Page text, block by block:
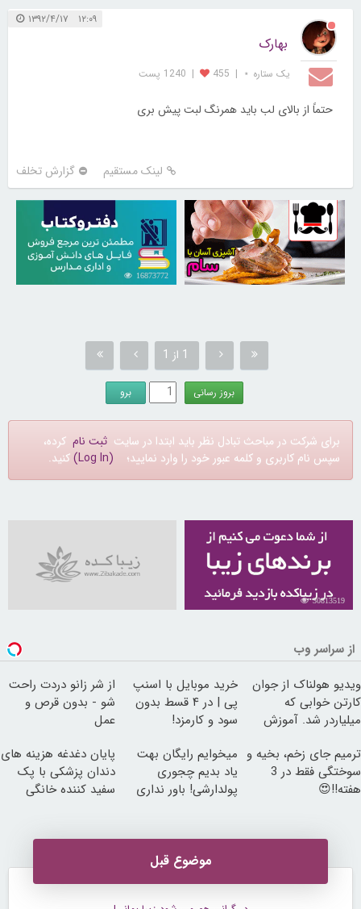
۱۲:۰۹ ۱۳۹۲/۴/۱۷
بهارک
یک ستاره ⋆ |
455
| 1240 پست
حتماً از بالای لب باید همرنگ لبت پیش بری
لینک مستقیم گزارش تخلف
30252387
16873772
1 از 1
برای شرکت در مباحث تبادل نظر باید ابتدا در سایت ثبت نام کرده،
سپس نام کاربری و کلمه عبور خود را وارد نمایید؛ (Log In) کنید.
30813519
از سراسر وب
ویدیو هولناک از جوان
کارتن خوابی که
میلیاردر شد. آموزش
خرید موبایل با اسنپ
پی | در ۴ قسط بدون
سود و کارمزد!
از شر زانو دردت راحت
شو - بدون قرص و
عمل
ترمیم جای زخم، بخیه و
سوختگی فقط در 3
هفته!!😍
میخوایم رایگان بهت
یاد بدیم چجوری
پولدارشی! باور نداری
پایان دغدغه هزینه های
دندان پزشکی با پک
سفید کننده خانگی
موضوع قبل